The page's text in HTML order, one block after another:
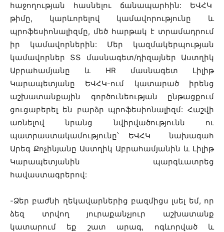
հաջողության հասնելու ճանապարհին: ԵՎՀԿ
թիմը, կարևորելով կամավորությունը և
պրոֆեսիոնալիզմը, մեծ հարթակ է տրամադրում
իր կամավորներին: Մեր կազմակերպության
կամավորներ ՏՏ մասնագետ/դիզայներ Աստղիկ
Աբրահամյանը և HR մասնագետ Լիլիթ
Կարապետյանը ԵՎՀԿ-ում կատարած իրենց
աշխատանքային գործունեության ընթացքում
ցուցաբերել են բարձր պրոֆեսիոնալիզմ: Հաշվի
առնելով նրանց նվիրվածությունն ու
պատրաստակամությունը՝ ԵՎՀԿ նախագահ
Արեգ Քոչինյանը Աստղիկ Աբրահամյանին և Լիլիթ
Կարապետյանին պարգևատրեց
հավաստագրերով:
-Ձեր բաժնի ղեկավարներից բազմիցս լսել եմ, որ
ձեզ տրվող յուրաքանչյուր աշխատանք
կատարում եք շատ արագ, ոգևորված և